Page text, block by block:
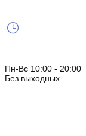
Пн-Вс 10:00 - 20:00
Без выходных